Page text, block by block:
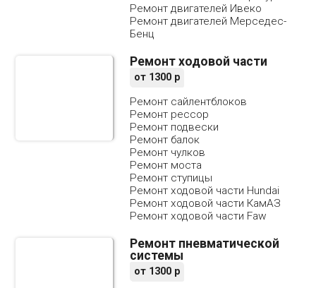
Ремонт двигателей Ивеко
Ремонт двигателей Мерседес-
Бенц
Ремонт ходовой части
от 1300р
Ремонт сайлентблоков
Ремонт рессор
Ремонт подвески
Ремонт балок
Ремонт чулков
Ремонт моста
Ремонт ступицы
Ремонт ходовой части Hundai
Ремонт ходовой части КамАЗ
Ремонт ходовой части Faw
Ремонт пневматической
системы
от 1300р